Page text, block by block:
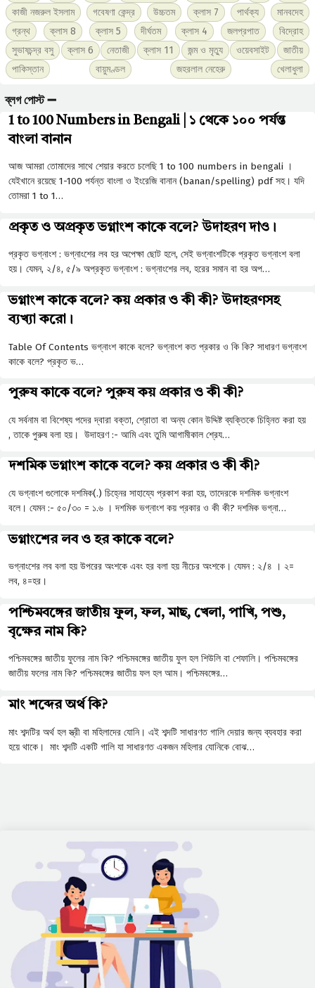
কাজী নজরুল ইসলাম
গবেষণা কেন্দ্র উচ্চতম ক্লাস 7 পার্থক্য
মানবদেহ
গ্রন্থ
ক্লাস 8 ক্লাস 5 দীর্ঘতম ক্লাস 4 জলপ্রপাত
বিদ্রোহ
সুভাষচন্দ্র বসু
ক্লাস 6 নেতাজী ক্লাস 11 জন্ম ও মৃত্যু ওয়েবসাইট
জাতীয়
পাকিস্তান
বায়ুমণ্ডল জহরলাল নেহেরু খেলাধুলা
ব্লগ পোস্ট ➖
1 to 100 Numbers in Bengali | ১ থেকে ১০০ পর্যন্ত
বাংলা বানান
আজ আমরা তোমাদের সাথে শেয়ার করতে চলেছি 1 to 100 numbers in bengali ।
যেইখানে রয়েছে 1-100 পর্যন্ত বাংলা ও ইংরেজি বানান (banan/spelling) pdf সহ। যদি
তোমরা 1 to 1…
প্রকৃত ও অপ্রকৃত ভগ্নাংশ কাকে বলে? উদাহরণ দাও।
প্রকৃত ভগ্নাংশ : ভগ্নাংশের লব হর অপেক্ষা ছােট হলে, সেই ভগ্নাংশটিকে প্রকৃত ভগ্নাংশ বলা
হয়। যেমন, ২/৪, ৫/৯ অপ্রকৃত ভগ্নাংশ : ভগ্নাংশের লব, হরের সমান বা হর অপ…
ভগ্নাংশ কাকে বলে? কয় প্রকার ও কী কী? উদাহরণসহ
ব্যখ্যা করো।
Table Of Contents ভগ্নাংশ কাকে বলে? ভগ্নাংশ কত প্রকার ও কি কি? সাধারণ ভগ্নাংশ
কাকে বলে? প্রকৃত ভ…
পুরুষ কাকে বলে? পুরুষ কয় প্রকার ও কী কী?
যে সর্বনাম বা বিশেষ্য পদের দ্বারা বক্তা, শ্রোতা বা অন্য কোন উদ্দিষ্ট ব্যক্তিকে চিহ্নিত করা হয়
, তাকে পুরুষ বলা হয়। উদাহরণ :- আমি এবং তুমি আগামীকাল শ্রেয…
দশমিক ভগ্নাংশ কাকে বলে? কয় প্রকার ও কী কী?
যে ভগ্নাংশ গুলোকে দশমিক(.) চিহ্নের সাহায্যে প্রকাশ করা হয়, তাদেরকে দশমিক ভগ্নাংশ
বলে। যেমন :- ৫০/৩০ = ১.৬ । দশমিক ভগ্নাংশ কয় প্রকার ও কী কী? দশমিক ভগ্না…
ভগ্নাংশের লব ও হর কাকে বলে?
ভগ্নাংশের লব বলা হয় উপরের অংশকে এবং হর বলা হয় নীচের অংশকে। যেমন : ২/৪ । ২=
লব, ৪=হর।
পশ্চিমবঙ্গের জাতীয় ফুল, ফল, মাছ, খেলা, পাখি, পশু,
বৃক্ষের নাম কি?
পশ্চিমবঙ্গের জাতীয় ফুলের নাম কি? পশ্চিমবঙ্গের জাতীয় ফুল হল শিউলি বা শেফালি। পশ্চিমবঙ্গের
জাতীয় ফলের নাম কি? পশ্চিমবঙ্গের জাতীয় ফল হল আম। পশ্চিমবঙ্গের…
মাং শব্দের অর্থ কি?
মাং শব্দটির অর্থ হল স্ত্রী বা মহিলাদের যোনি। এই শব্দটি সাধারণত গালি দেয়ার জন্য ব্যবহার করা
হয়ে থাকে। মাং শব্দটি একটি গালি যা সাধারণত একজন মহিলার যোনিকে বোঝ…